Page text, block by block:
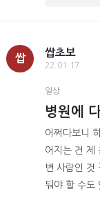
쌉
쌉초보
22.01.17
일상
병원에
어쩌다보니
어지는 건 제
변 사람인 것
둬야 할 수도